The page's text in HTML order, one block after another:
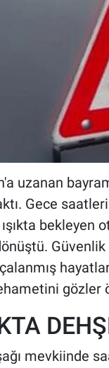
uzanan
Gece
ışıkta
Güvenlik
gözler
mevkiinde